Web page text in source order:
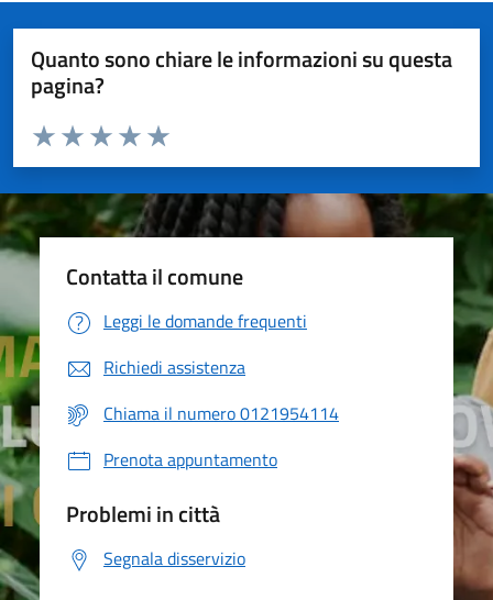
Quanto sono chiare le informazioni su questa
pagina?
Valuta da 1 a 5 stelle la pagina
Valuta 5 stelle su 5
Valuta 4 stelle su 5
Valuta 3 stelle su 5
Valuta 2 stelle su 5
Valuta 1 stelle su 5
Contatta il comune
Leggi le domande frequenti
Richiedi assistenza
Chiama il numero 0121954114
Prenota appuntamento
Problemi in città
Segnala disservizio